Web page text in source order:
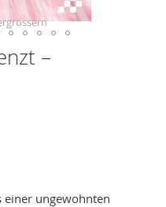
–
einer ungewohnten